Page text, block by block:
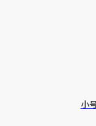
小